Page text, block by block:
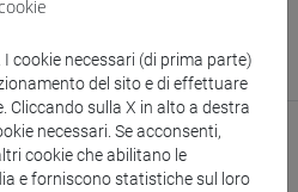
Informatica e Statistica
dais
cookie necessari (di prima parte)
del sito e di effettuare
Cliccando sulla X in alto a destra
necessari. Se acconsenti,
cookie che abilitano le
e forniscono statistiche sul loro